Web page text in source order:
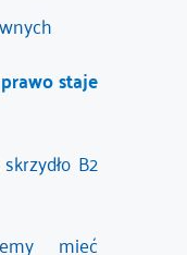
staje
B2
mieć